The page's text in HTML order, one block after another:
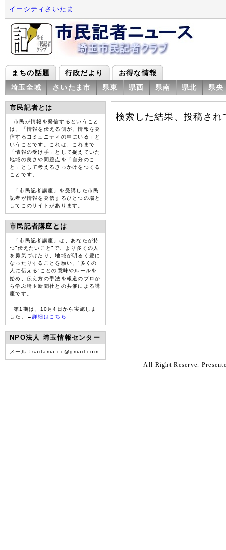
イーシティさいたま
まちの話題 行政だより
お得な情報
埼玉全域
さいたま市 県東 県西 県南 県北 県央
市民記者とは
市民が情報を発信するということ
は、「情報を伝える側が、情報を発
信するコミュニティの中にいる」と
いうことです。これは、これまで
「情報の受け手」として捉えていた
地域の良さや問題点を「自分のこ
と」として考えるきっかけをつくる
ことです。
「市民記者講座」を受講した市民
記者が情報を発信するひとつの場と
してこのサイトがあります。
市民記者講座とは
「市民記者講座」は、あなたが持
つ”伝えたいこと”で、より多くの人
を勇気づけたり、地域が明るく豊に
なったりすることを願い、”多くの
人に伝える”ことの意味やルールを
始め、伝え方の手法を報道のプロか
ら学ぶ埼玉新聞社との共催による講
座です。
第1期は、10月4日から実施しま
した。→詳細はこちら
NPO法人 埼玉情報センター
メール：saitama.i.c@gmail.com
検索した結果、投稿さ
All Right Reserve.